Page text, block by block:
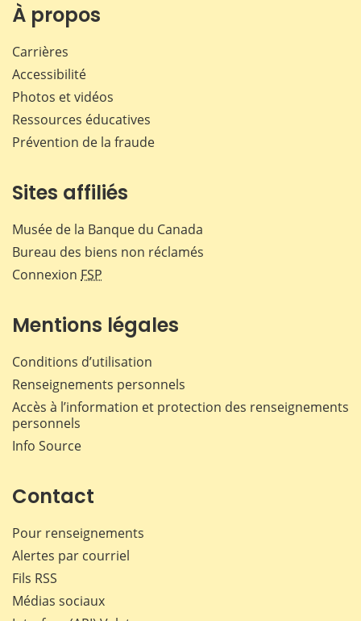
À propos
Carrières
Accessibilité
Photos et vidéos
Ressources éducatives
Prévention de la fraude
Sites affiliés
Musée de la Banque du Canada
Bureau des biens non réclamés
Connexion FSP
Mentions légales
Conditions d’utilisation
Renseignements personnels
Accès à l’information et protection des renseignements
personnels
Info Source
Contact
Pour renseignements
Alertes par courriel
Fils RSS
Médias sociaux